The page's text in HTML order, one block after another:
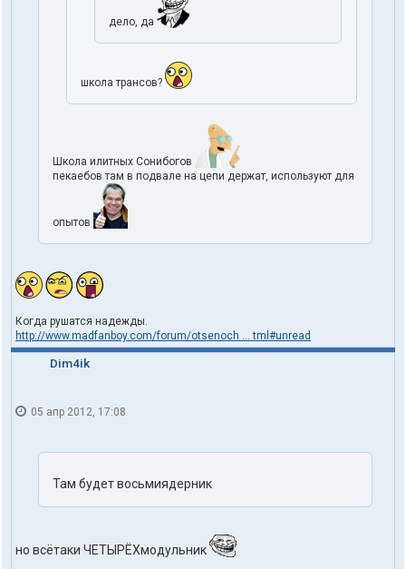
дело, да
школа трансов?
Школа илитных Сонибогов
пекаебов там в подвале на цепи держат, используют для
опытов
Когда рушатся надежды.
http://www.madfanboy.com/forum/otsenoch ... tml#unread
Dim4ik
05 апр 2012, 17:08
Там будет восьмиядерник
но всётаки ЧЕТЫРЁХмодульник